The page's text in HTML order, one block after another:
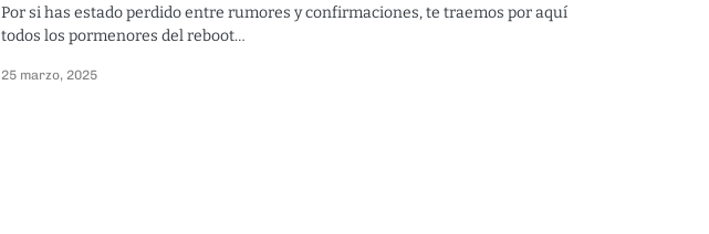
Por si has estado perdido entre rumores y confirmaciones, te traemos por aquí
todos los pormenores del reboot…
25 marzo, 2025